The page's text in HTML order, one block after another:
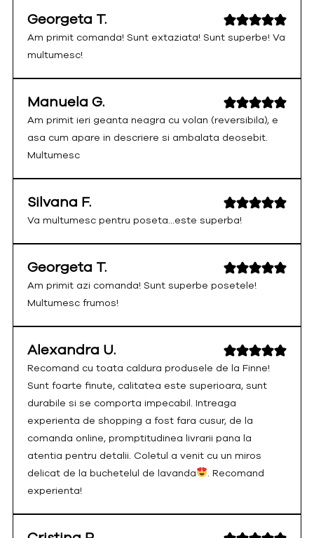
Georgeta T.
Am primit comanda! Sunt extaziata! Sunt superbe! Va
multumesc!
Manuela G.
Am primit ieri geanta neagra cu volan (reversibila), e
asa cum apare in descriere si ambalata deosebit.
Multumesc
Silvana F.
Va multumesc pentru poseta...este superba!
Georgeta T.
Am primit azi comanda! Sunt superbe posetele!
Multumesc frumos!
Alexandra U.
Recomand cu toata caldura produsele de la Finne!
Sunt foarte finute, calitatea este superioara, sunt
durabile si se comporta impecabil. Intreaga
experienta de shopping a fost fara cusur, de la
comanda online, promptitudinea livrarii pana la
atentia pentru detalii. Coletul a venit cu un miros
delicat de la buchetelul de lavanda
. Recomand
experienta!